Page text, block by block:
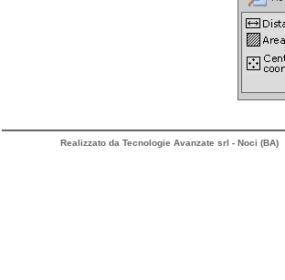
Realizzato da Tecnologie Avanzate srl - Noci (BA)